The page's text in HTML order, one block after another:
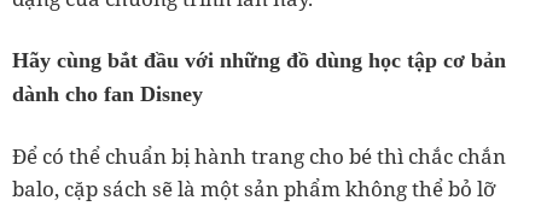
Hãy cùng bắt đầu với những đồ dùng học tập cơ bản
dành cho fan Disney
Để có thể chuẩn bị hành trang cho bé thì chắc chắn
balo, cặp sách sẽ là một sản phẩm không thể bỏ lỡ